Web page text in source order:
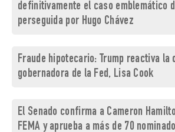
definitivamente el caso emblemático
perseguida por Hugo Chávez
Fraude hipotecario: Trump reactiva la
gobernadora de la Fed, Lisa Cook
El Senado confirma a Cameron
FEMA y aprueba a más de 70